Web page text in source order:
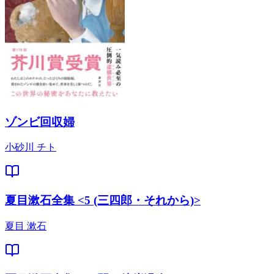
ゾンビ回収婦
小砂川 チト
夏目漱石全集 <5 (三四郎・それから)>
夏目 漱石